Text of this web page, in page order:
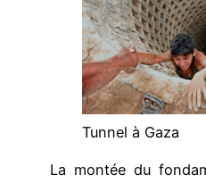
Tunnel à Gaza
La montée du